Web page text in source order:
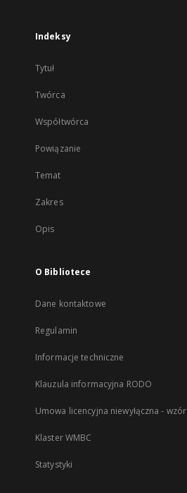
Indeksy
Tytuł
Twórca
Współtwórca
Powiązanie
Temat
Zakres
Opis
O Bibliotece
Dane kontaktowe
Regulamin
Informacje techniczne
Klauzula informacyjna RODO
Umowa licencyjna niewyłączna - wzór
Klaster WMBC
Statystyki